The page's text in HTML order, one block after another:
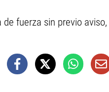
fuerza sin previo aviso,